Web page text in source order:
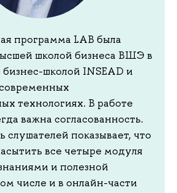
программа LAB была
школой бизнеса ВШЭ в
бизнес-школой INSEAD и
технологиях. В работе
важна согласованность.
слушателей показывает, что
все четыре модуля
и полезной
числе и в онлайн-части